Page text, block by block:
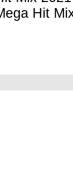
Hit